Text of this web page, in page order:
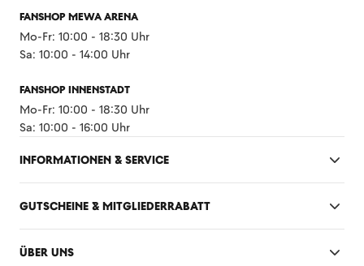
FANSHOP MEWA ARENA
Mo-Fr: 10:00 - 18:30 Uhr
Sa: 10:00 - 14:00 Uhr
FANSHOP INNENSTADT
Mo-Fr: 10:00 - 18:30 Uhr
Sa: 10:00 - 16:00 Uhr
INFORMATIONEN & SERVICE
GUTSCHEINE & MITGLIEDERRABATT
ÜBER UNS